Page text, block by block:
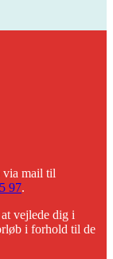
via mail til
97.
vejlede dig i
i forhold til de